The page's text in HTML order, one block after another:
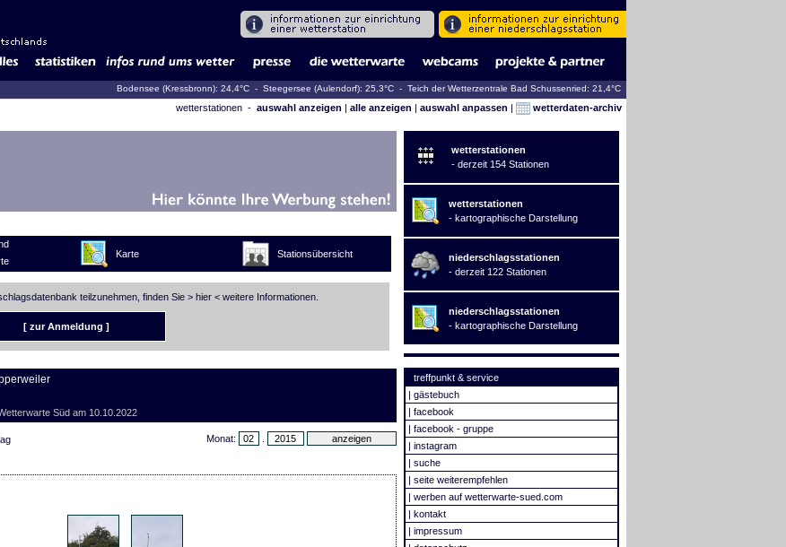
Bodensee (Kressbronn): 24,4°C - Steegersee (Aulendorf): 25,3°C - Teich der Wetterzentrale Bad Schussenried: 21,4°C
wetterstationen - auswahl anzeigen | alle anzeigen | auswahl anpassen | wetterdaten-archiv
Karte Stationsübersicht
teilzunehmen, finden Sie > hier< weitere Informationen.
[ zur Anmeldung ]
Süd am 10.10.2022
Monat:
wetterstationen
- derzeit 154 Stationen
wetterstationen
- kartographische Darstellung
niederschlagsstationen
- derzeit 122 Stationen
niederschlagsstationen
- kartographische Darstellung
treffpunkt & service
| gästebuch
| facebook
| facebook - gruppe
| instagram
| suche
| seite weiterempfehlen
| werben auf wetterwarte-sued.com
| kontakt
| impressum